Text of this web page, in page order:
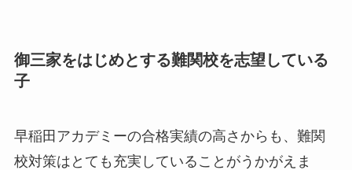
御三家をはじめとする難関校を志望している
子
早稲田アカデミーの合格実績の高さからも、難関
校対策はとても充実していることがうかがえま